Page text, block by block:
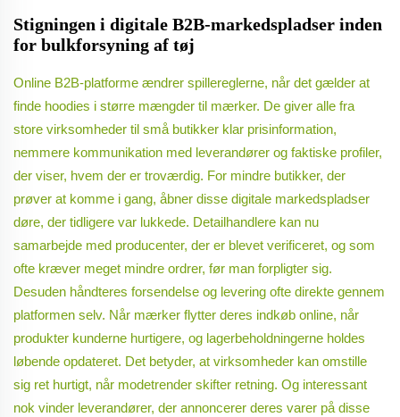
Stigningen i digitale B2B-markedspladser inden
for bulkforsyning af tøj
Online B2B-platforme ændrer spillereglerne, når det gælder at
finde hoodies i større mængder til mærker. De giver alle fra
store virksomheder til små butikker klar prisinformation,
nemmere kommunikation med leverandører og faktiske profiler,
der viser, hvem der er troværdig. For mindre butikker, der
prøver at komme i gang, åbner disse digitale markedspladser
døre, der tidligere var lukkede. Detailhandlere kan nu
samarbejde med producenter, der er blevet verificeret, og som
ofte kræver meget mindre ordrer, før man forpligter sig.
Desuden håndteres forsendelse og levering ofte direkte gennem
platformen selv. Når mærker flytter deres indkøb online, når
produkter kunderne hurtigere, og lagerbeholdningerne holdes
løbende opdateret. Det betyder, at virksomheder kan omstille
sig ret hurtigt, når modetrender skifter retning. Og interessant
nok vinder leverandører, der annoncerer deres varer på disse